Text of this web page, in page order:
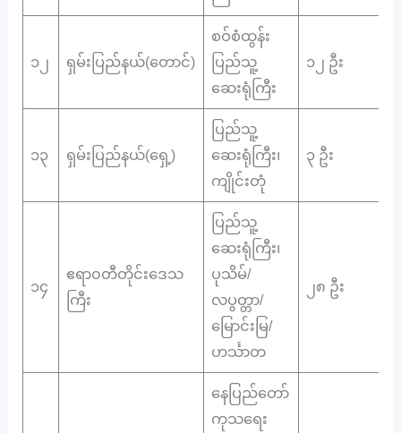
၁၂ ရှမ်းပြည်နယ်(တောင်)
စဝ်စံထွန်း
ပြည်သူ့
ဆေးရုံကြီး
၁၂ ဦး
၁၃ ရှမ်းပြည်နယ်(ရှေ့)
ပြည်သူ့
ဆေးရုံကြီး၊
ကျိုင်းတုံ
၃ ဦး
၁၄
ဧရာ၀တီတိုင်းဒေသ
ကြီး
ပြည်သူ့
ဆေးရုံကြီး၊
ပုသိမ်/
လပွတ္တာ/
မြောင်းမြ/
ဟင်္သာတ
၂၈ ဦး
နေပြည်တော်
ကုသရေး